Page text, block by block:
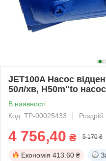
JET100A Насос
50л/хв, H50m"to
В наявності
Код: ТР-00025433
Роздріб
4 756,40 ₴ 5 170 ₴
Економія 413.60 ₴